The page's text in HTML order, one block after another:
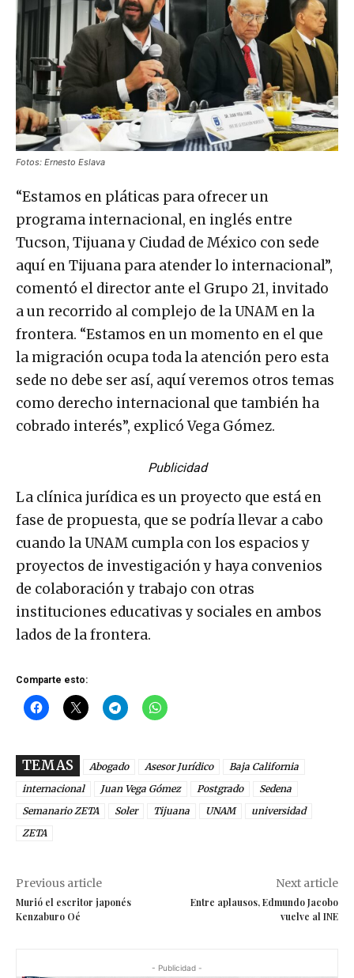
Fotos: Ernesto Eslava
“Estamos en pláticas para ofrecer un
programa internacional, en inglés entre
Tucson, Tijuana y Ciudad de México con sede
aquí en Tijuana para atender lo internacional”,
comentó el director ante el Grupo 21, invitado
a un recorrido al complejo de la UNAM en la
frontera. “Estamos en un momento en el que
la migración ocupa toda la atención pero esta
sede no debe ser así, aquí veremos otros temas
como derecho internacional que también ha
cobrado interés”, explicó Vega Gómez.
Publicidad
La clínica jurídica es un proyecto que está en
fase de propuesta, que se podría llevar a cabo
cuando la UNAM cumpla con los espacios y
proyectos de investigación y haya convenios
de colaboración y trabajo con otras
instituciones educativas y sociales en ambos
lados de la frontera.
Comparte esto:
TEMAS Abogado Asesor Jurídico
Baja California
internacional
Juan Vega Gómez Postgrado
Sedena
Semanario ZETA
Soler Tijuana UNAM
universidad
ZETA
Previous article
Murió el escritor japonés
Kenzaburo Oé
Next article
Entre aplausos, Edmundo Jacobo
vuelve al INE
- Publicidad -